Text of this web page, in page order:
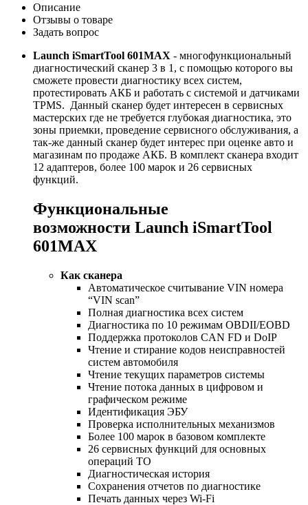
Описание
Отзывы о товаре
Задать вопрос
Launch iSmartTool 601MAX - многофункциональный
диагностический сканер 3 в 1, с помощью которого вы
сможете провести диагностику всех систем,
протестировать АКБ и работать с системой и датчиками
TPMS. Данный сканер будет интересен в сервисных
мастерских где не требуется глубокая диагностика, это
зоны приемки, проведение сервисного обслуживания, а
так-же данный сканер будет интерес при оценке авто и
магазинам по продаже АКБ. В комплект сканера входит
12 адаптеров, более 100 марок и 26 сервисных
функций.
Функциональные
возможности Launch iSmartTool
601MAX
Как сканера
Автоматическое считывание VIN номера
“VIN scan”
Полная диагностика всех систем
Диагностика по 10 режимам OBDII/EOBD
Поддержка протоколов CAN FD и DoIP
Чтение и стирание кодов неисправностей
систем автомобиля
Чтение текущих параметров системы
Чтение потока данных в цифровом и
графическом режиме
Идентификация ЭБУ
Проверка исполнительных механизмов
Более 100 марок в базовом комплекте
26 сервисных функций для основных
операций ТО
Диагностическая история
Сохранения отчетов по диагностике
Печать данных через Wi-Fi